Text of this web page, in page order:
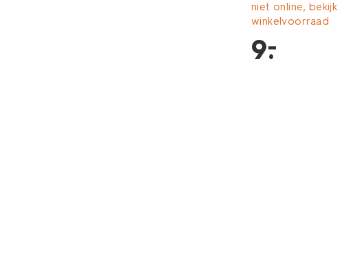
niet online, bekijk
winkelvoorraad
9.
–